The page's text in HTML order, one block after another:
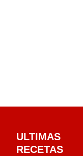
ULTIMAS
RECETAS